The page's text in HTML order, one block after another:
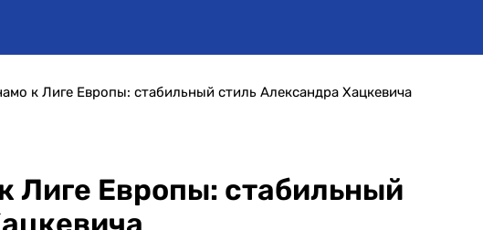
к Лиге Европы: стабильный стиль Александра Хацкевича
Лиге Европы: стабильный